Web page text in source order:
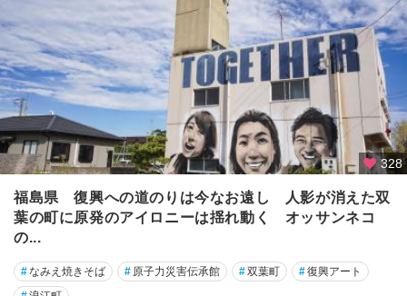
328
福島県 復興への道のりは今なお遠し 人影が消えた双
葉の町に原発のアイロニーは揺れ動く オッサンネコ
の...
#なみえ焼きそば # 原子力災害伝承館 #双葉町 #復興アート